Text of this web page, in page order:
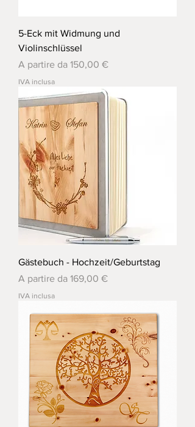
5-Eck mit Widmung und
Violinschlüssel
A partire da 150,00 €
Prezzo scontato
IVA inclusa
Gästebuch - Hochzeit/Geburtstag
A partire da 169,00 €
Prezzo scontato
IVA inclusa